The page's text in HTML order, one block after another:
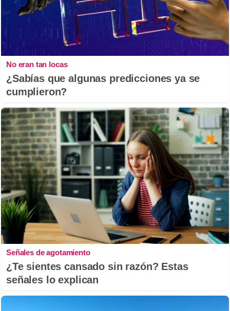
No eran tan locas
¿Sabías que algunas predicciones ya se
cumplieron?
Señales de agotamiento
¿Te sientes cansado sin razón? Estas
señales lo explican